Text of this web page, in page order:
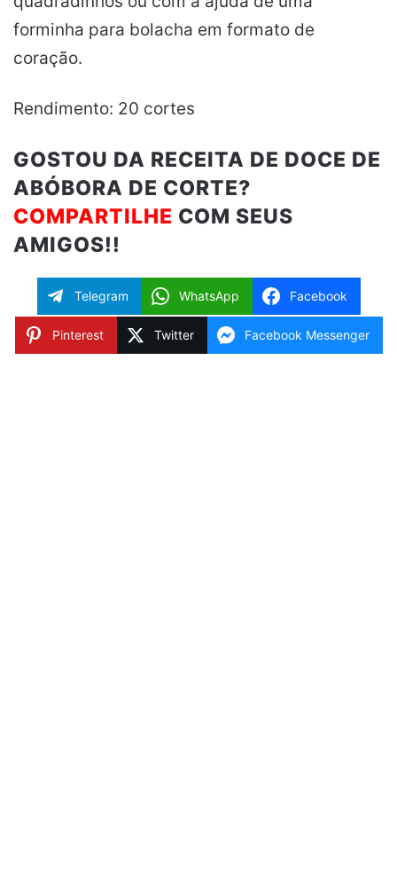
forminha para bolacha em formato de
coração.
Rendimento: 20 cortes
GOSTOU DA RECEITA DE DOCE DE
ABÓBORA DE CORTE?
COMPARTILHE COM SEUS
AMIGOS!!
Telegram WhatsApp Facebook
Pinterest Twitter Facebook Messenger